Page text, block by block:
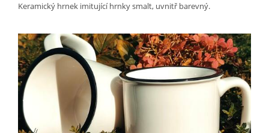
Keramický hrnek imitující hrnky smalt, uvnitř barevný.